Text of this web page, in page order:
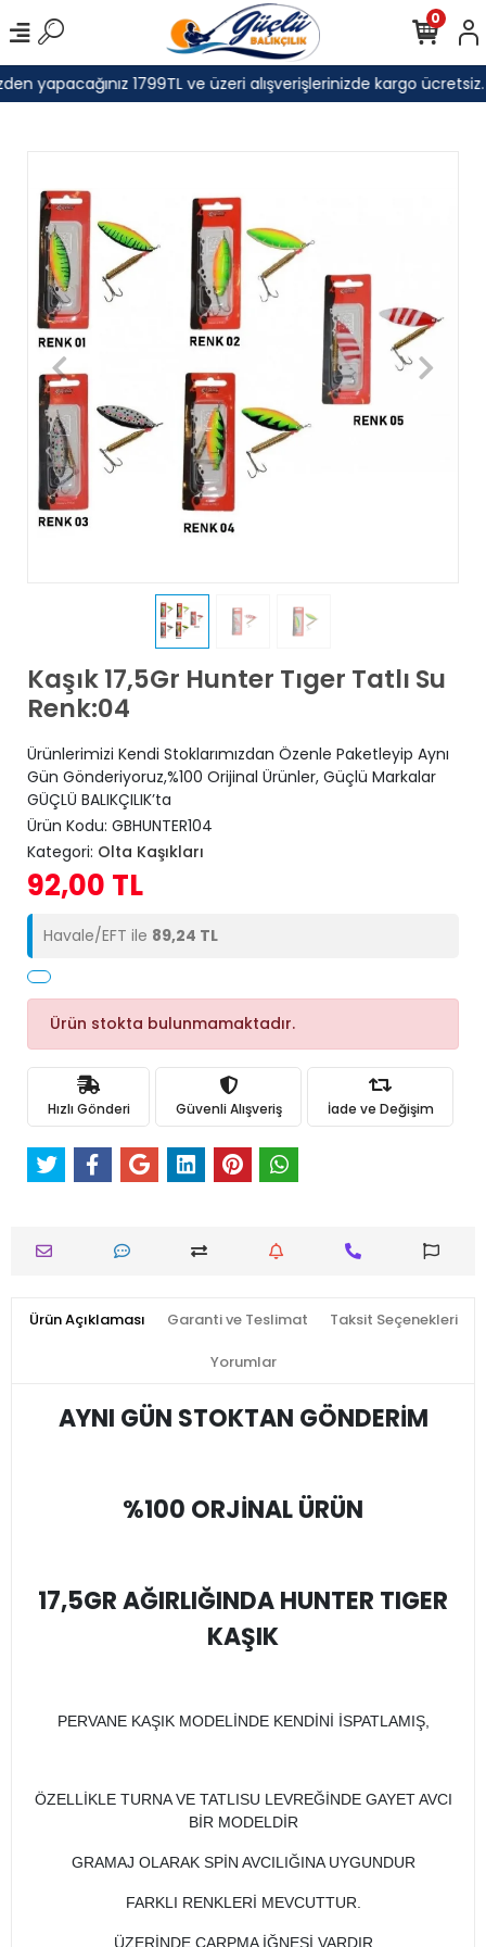
yapacağınız 1799TL ve üzeri alışverişlerinizde kargo ücretsiz.
0
Kaşık 17,5Gr Hunter Tıger Tatlı Su
Renk:04
Ürünlerimizi Kendi Stoklarımızdan Özenle Paketleyip Aynı
Gün Gönderiyoruz,%100 Orijinal Ürünler, Güçlü Markalar
GÜÇLÜ BALIKÇILIK’ta
Ürün Kodu: GBHUNTER104
Kategori: Olta Kaşıkları
92,00 TL
Havale/EFT ile 89,24 TL
Ürün stokta bulunmamaktadır.
Hızlı Gönderi Güvenli Alışveriş İade ve Değişim
Ürün Açıklaması Garanti ve Teslimat Taksit Seçenekleri
Yorumlar
AYNI GÜN STOKTAN GÖNDERİM
%100 ORJİNAL ÜRÜN
17,5GR AĞIRLIĞINDA HUNTER TIGER
KAŞIK
PERVANE KAŞIK MODELİNDE KENDİNİ İSPATLAMIŞ,
ÖZELLİKLE TURNA VE TATLISU LEVREĞİNDE GAYET AVCI
BİR MODELDİR
GRAMAJ OLARAK SPİN AVCILIĞINA UYGUNDUR
FARKLI RENKLERİ MEVCUTTUR.
ÜZERİNDE ÇARPMA İĞNESİ VARDIR